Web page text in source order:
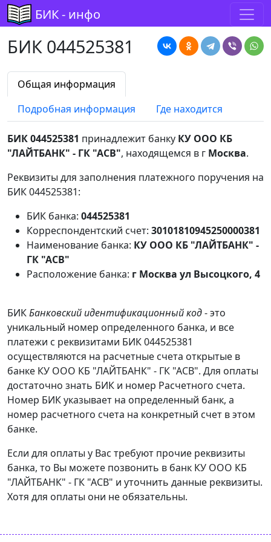
БИК - инфо
БИК 044525381
Общая информация
Подробная информация
Где находится
БИК 044525381 принадлежит банку КУ ООО КБ
"ЛАЙТБАНК" - ГК "АСВ", находящемся в г Москва.
Реквизиты для заполнения платежного поручения на
БИК 044525381:
БИК банка: 044525381
Корреспондентский счет: 30101810945250000381
Наименование банка: КУ ООО КБ "ЛАЙТБАНК" -
ГК "АСВ"
Расположение банка: г Москва ул Высоцкого, 4
БИКБанковский идентификационный код- это
уникальный номер определенного банка, и все
платежи с реквизитами БИК 044525381
осуществляются на расчетные счета открытые в
банке КУ ООО КБ "ЛАЙТБАНК" - ГК "АСВ". Для оплаты
достаточно знать БИК и номер Расчетного счета.
Номер БИК указывает на определенный банк, а
номер расчетного счета на конкретный счет в этом
банке.
Если для оплаты у Вас требуют прочие реквизиты
банка, то Вы можете позвонить в банк КУ ООО КБ
"ЛАЙТБАНК" - ГК "АСВ" и уточнить данные реквизиты.
Хотя для оплаты они не обязательны.